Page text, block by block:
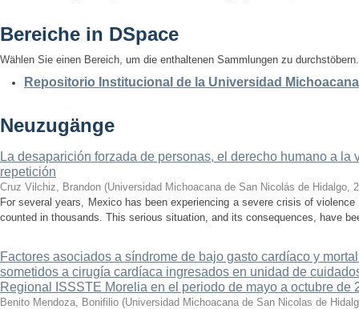
Bereiche in DSpace
Wählen Sie einen Bereich, um die enthaltenen Sammlungen zu durchstöbern.
Repositorio Institucional de la Universidad
Neuzugänge
La desaparición forzada de personas, el derecho humano a la
repetición
Cruz Vilchiz, Brandon (Universidad Michoacana de San Nicolás de Hidalgo,
For several years, Mexico has been experiencing a severe crisis of
counted in thousands. This serious situation, and its consequences, have
Factores asociados a síndrome de bajo gasto cardíaco y
sometidos a cirugía cardíaca ingresados en unidad de
Regional ISSSTE Morelia en el periodo de mayo a octubre de
Benito Mendoza, Bonifilio (Universidad Michoacana de San Nicolas de